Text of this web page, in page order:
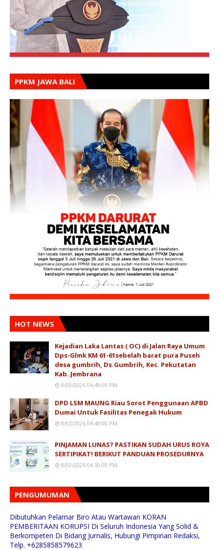
PPKM JAWA BALI
HOT NEWS
Kejadian Laka Lantas ( OC) di Jalan Raya Umum
Dps-Glmk KM 61-61sebelah barat pura Puseh
desa gumbrih, Ds.Gumbrih, Kec. Pekutatan
Kab. Jembrana
8/02/2026 04:49:00 PM
DPD LSM MAUNG Riau Sorot Penggunaan APBD
Dumai Untuk Fasilitas Penegak Hukum
8/02/2026 04:48:00 PM
PINJAMAN LUNAS? PASTIKAN SUDAH URUS ROYA
SERTIPIKAT! BERIKUT PANDUAN PROSEDURNYA
8/02/2026 04:30:00 PM
PENGUMUMAN
Dibutuhkan Pelamar Biro Atau Wartawan KORAN
PEMBERITAAN KORUPSI Di Seluruh Indonesia Yang Solid &
Berkompeten Di Bidang Jurnalis, Hubungi Pimpinan Redaksi,
Telp. +6285858579623